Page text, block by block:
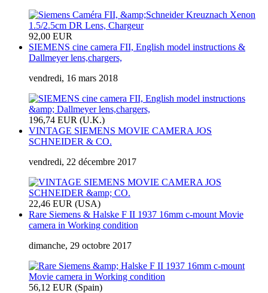
92,00 EUR
SIEMENS cine camera FII, English model instructions &
Dallmeyer lens,chargers,
vendredi, 16 mars 2018
196,74 EUR (U.K.)
VINTAGE SIEMENS MOVIE CAMERA JOS
SCHNEIDER & CO.
vendredi, 22 décembre 2017
22,46 EUR (USA)
Rare Siemens & Halske F II 1937 16mm c-mount Movie
camera in Working condition
dimanche, 29 octobre 2017
56,12 EUR (Spain)